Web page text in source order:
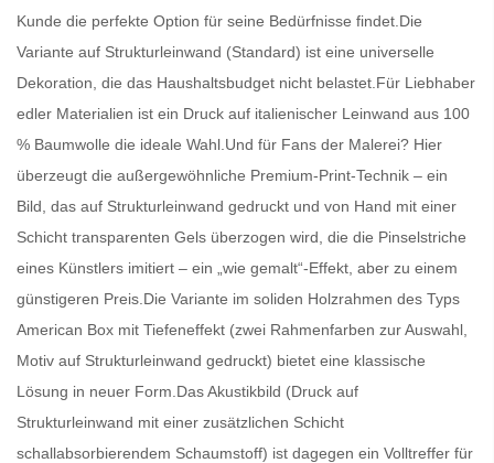
Kunde die perfekte Option für seine Bedürfnisse findet.Die
Variante auf Strukturleinwand (Standard) ist eine universelle
Dekoration, die das Haushaltsbudget nicht belastet.Für Liebhaber
edler Materialien ist ein Druck auf italienischer Leinwand aus 100
% Baumwolle die ideale Wahl.Und für Fans der Malerei? Hier
überzeugt die außergewöhnliche Premium-Print-Technik – ein
Bild, das auf Strukturleinwand gedruckt und von Hand mit einer
Schicht transparenten Gels überzogen wird, die die Pinselstriche
eines Künstlers imitiert – ein „wie gemalt“-Effekt, aber zu einem
günstigeren Preis.Die Variante im soliden Holzrahmen des Typs
American Box mit Tiefeneffekt (zwei Rahmenfarben zur Auswahl,
Motiv auf Strukturleinwand gedruckt) bietet eine klassische
Lösung in neuer Form.Das Akustikbild (Druck auf
Strukturleinwand mit einer zusätzlichen Schicht
schallabsorbierendem Schaumstoff) ist dagegen ein Volltreffer für